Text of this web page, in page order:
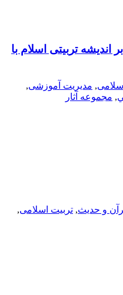
تربیتی اسلام با
, مدیریت آموزشی,
, مجموعه آثار
و حدیث, تربیت اسلامی,